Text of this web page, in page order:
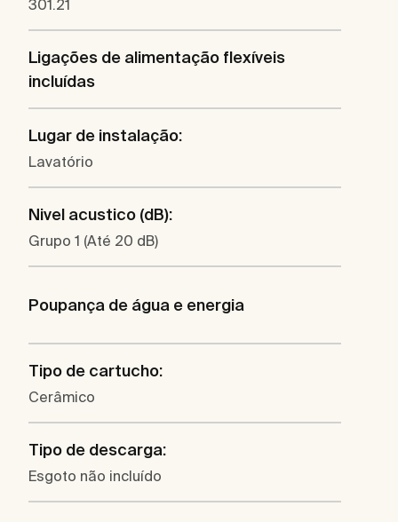
301.21
Ligações de alimentação flexíveis
incluídas
Lugar de instalação:
Lavatório
Nivel acustico (dB):
Grupo 1 (Até 20 dB)
Poupança de água e energia
Tipo de cartucho:
Cerâmico
Tipo de descarga:
Esgoto não incluído